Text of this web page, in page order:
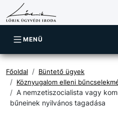
MENÜ
Főoldal
Büntető ügyek
Köznyugalom elleni
A nemzetiszocialista vagy
bűneinek nyilvános tagadása